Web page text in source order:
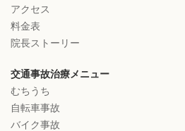
アクセス
料金表
院長ストーリー
交通事故治療メニュー
むちうち
自転車事故
バイク事故